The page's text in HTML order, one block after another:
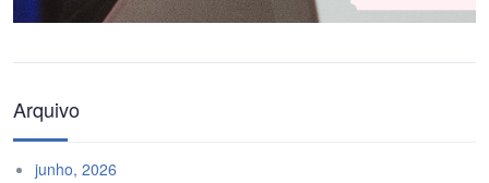
Arquivo
junho, 2026